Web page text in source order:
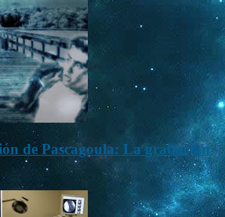
de Pascagoula: La grabación